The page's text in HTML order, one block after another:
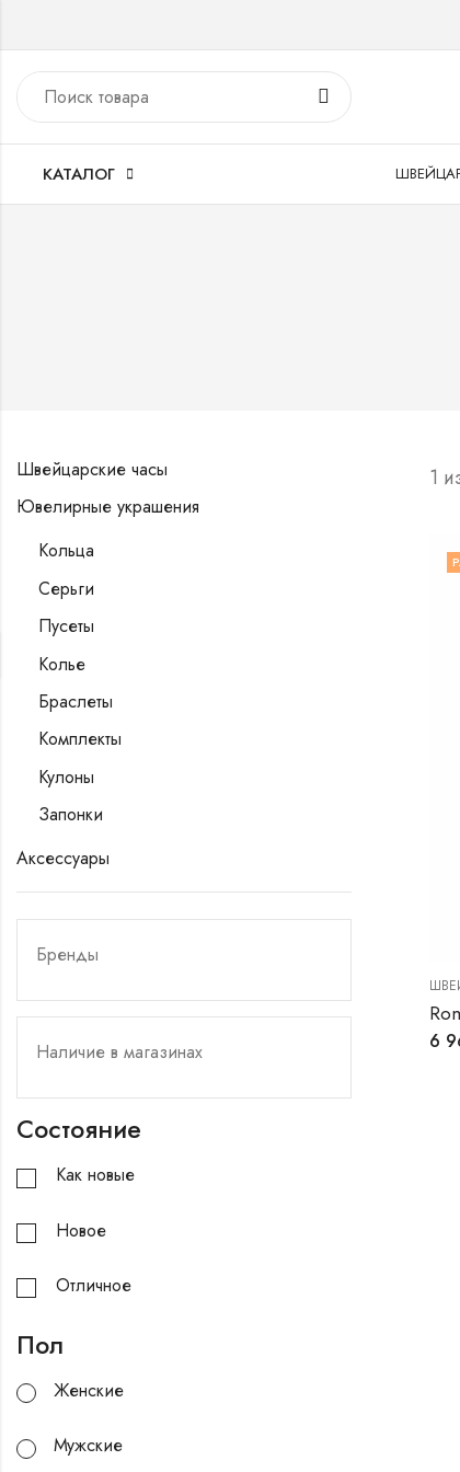
КАТАЛОГ
1
6
Швейцарские часы
Ювелирные украшения
Кольца
Серьги
Пусеты
Колье
Браслеты
Комплекты
Кулоны
Запонки
Аксессуары
Состояние
Как новые
Новое
Отличное
Пол
Женские
Мужские